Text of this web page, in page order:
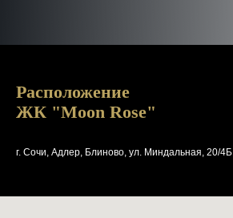
Расположение
ЖК "Moon Rose"
г. Сочи, Адлер, Блиново, ул. Миндальная, 20/4Б